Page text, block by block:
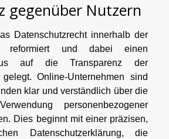
gegenüber Nutzern
Datenschutzrecht innerhalb der
reformiert und dabei einen
auf die Transparenz der
gelegt. Online-Unternehmen sind
klar und verständlich über die
personenbezogener
Dies beginnt mit einer präzisen,
Datenschutzerklärung, die